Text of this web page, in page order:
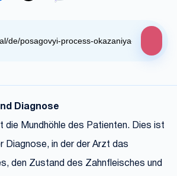
Diagnose
die Mundhöhle des Patienten. Dies ist
Diagnose, in der der Arzt das
den Zustand des Zahnfleisches und